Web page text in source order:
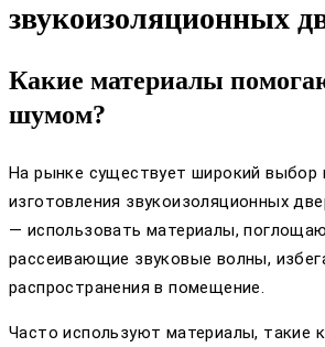
звукоизоляционных
Какие материалы
шумом?
На рынке существует широкий выбор
изготовления звукоизоляционных
— использовать материалы,
рассеивающие звуковые волны,
распространения в помещение.
Часто используют материалы, такие